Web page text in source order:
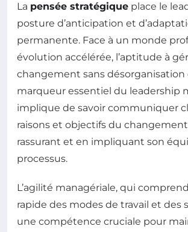
La pensée stratégique place le
posture d’anticipation et
permanente. Face à un monde
évolution accélérée, l’aptitude à
changement sans désorganisation
marqueur essentiel du leadership
implique de savoir communiquer
raisons et objectifs du
rassurant et en impliquant son
processus.
L’agilité managériale, qui
rapide des modes de travail et des
une compétence cruciale pour